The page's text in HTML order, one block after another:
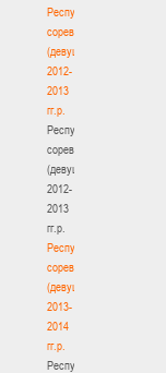
Республиканские
соревнования
(девушки)
2012-
2013
гг.р.
Республиканские
соревнования
(девушки)
2012-
2013
гг.р.
Республиканские
соревнования
(девушки)
2013-
2014
гг.р.
Республиканские